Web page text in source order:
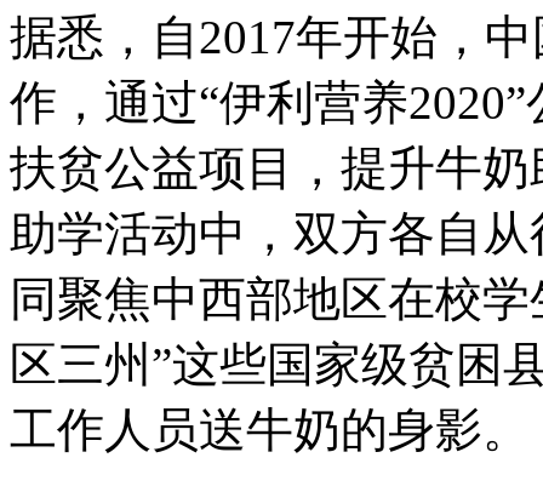
据悉，自2017年开始，
作，通过“伊利营养
扶贫公益项目，提升牛
助学活动中，双方各自
同聚焦中西部地区在校
区三州”这些国家级贫困
工作人员送牛奶的身影。